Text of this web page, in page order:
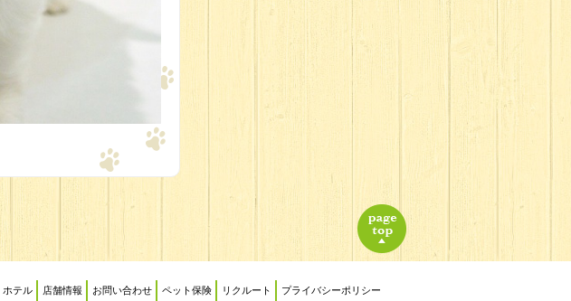
ホテル 店舗情報 お問い合わせ ペット保険 リクルート プライバシーポリシー